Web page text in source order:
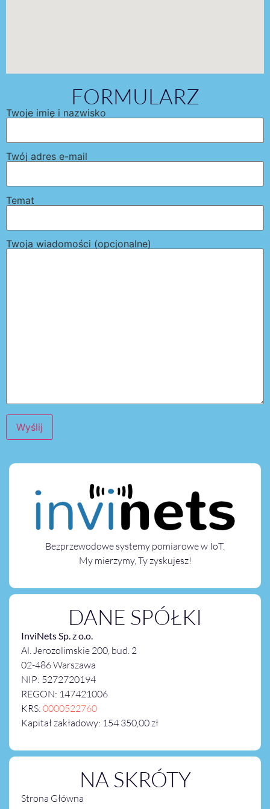
FORMULARZ
Twoje imię i nazwisko
Twój adres e-mail
Temat
Twoja wiadomości (opcjonalne)
Bezprzewodowe systemy pomiarowe w IoT.
My mierzymy, Ty zyskujesz!
DANE SPÓŁKI
InviNets Sp. z o.o.
Al. Jerozolimskie 200, bud. 2
02-486 Warszawa
NIP: 5272720194
REGON: 147421006
KRS: 0000522760
Kapitał zakładowy: 154 350,00 zł
NA SKRÓTY
Strona Główna